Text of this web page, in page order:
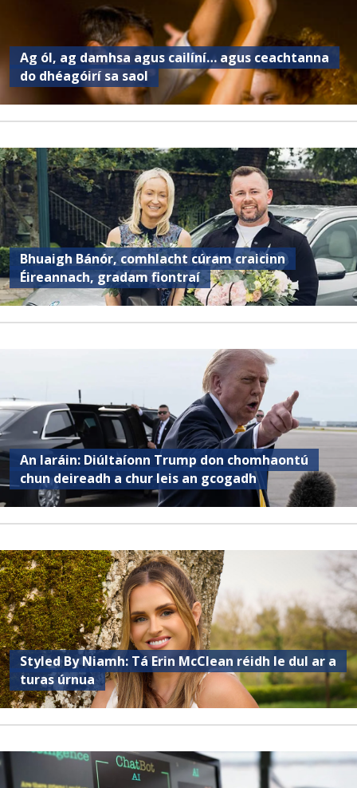
Ag ól, ag damhsa agus cailíní… agus ceachtanna
do dhéagóirí sa saol
Bhuaigh Bánór, comhlacht cúram craicinn
Éireannach, gradam fiontraí
An Iaráin: Diúltaíonn Trump don chomhaontú
chun deireadh a chur leis an gcogadh
Styled By Niamh: Tá Erin McClean réidh le dul ar a
turas úrnua